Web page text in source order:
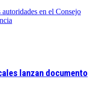
en el Consejo
lanzan documento